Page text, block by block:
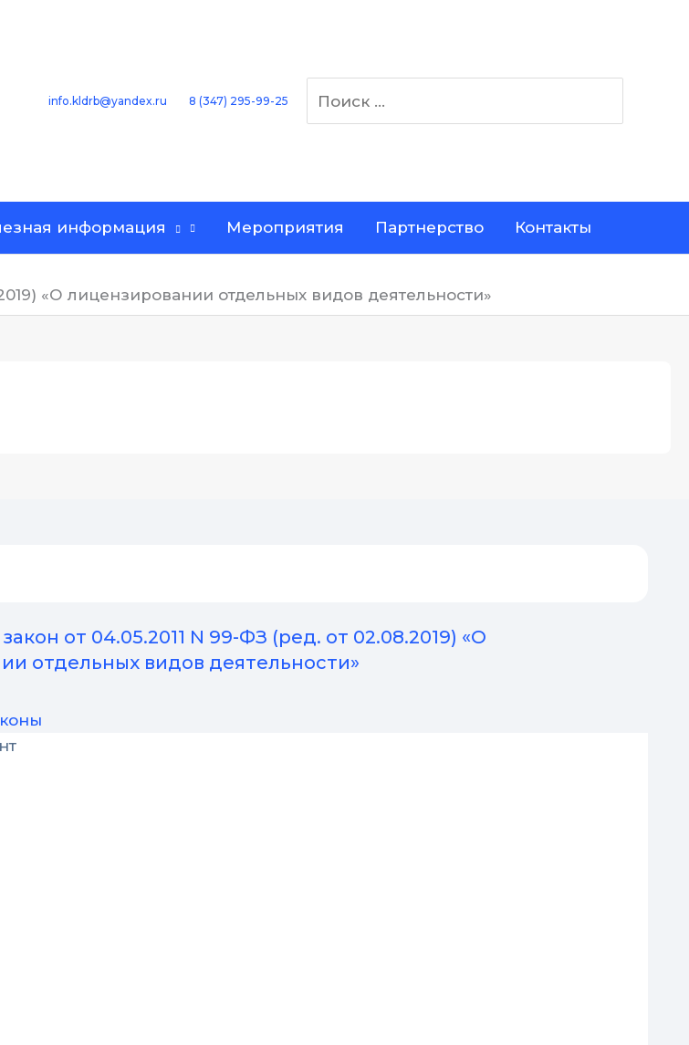
info.kldrb@yandex.ru 8 (347) 295-99-25
информация Мероприятия Партнерство Контакты
«О лицензировании отдельных видов деятельности»
от 04.05.2011 N 99-ФЗ (ред. от 02.08.2019) «О
отдельных видов деятельности»